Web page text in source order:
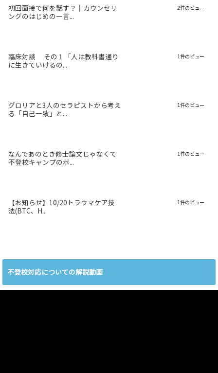
初回面接で何を話す？｜カウンセリ
ングのはじめの一言...
2件のビュー
臨床対談 その１「人は教科書通り
に生きていけるの...
1件のビュー
グロリアと3人のセラピストから考え
る「自己一致」と...
1件のビュー
なんであのとき修士論文じゃなくて
不登校キャンプのボ...
1件のビュー
【お知らせ】10/20トラウマケア技
法(BTC、H...
1件のビュー
不登校対応についての解説動画